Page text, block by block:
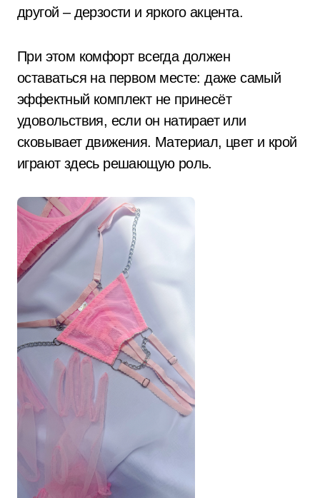
другой – дерзости и яркого акцента.
При этом комфорт всегда должен
оставаться на первом месте: даже самый
эффектный комплект не принесёт
удовольствия, если он натирает или
сковывает движения. Материал, цвет и крой
играют здесь решающую роль.